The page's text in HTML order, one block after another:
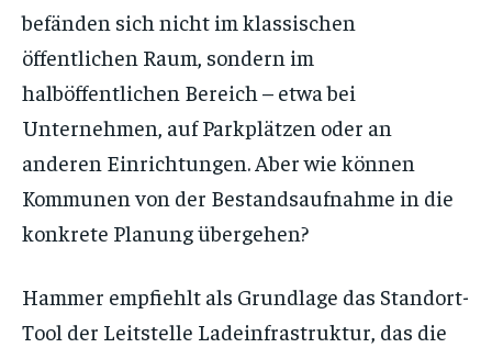
befänden sich nicht im klassischen
öffentlichen Raum, sondern im
halböffentlichen Bereich – etwa bei
Unternehmen, auf Parkplätzen oder an
anderen Einrichtungen. Aber wie können
Kommunen von der Bestandsaufnahme in die
konkrete Planung übergehen?
Hammer empfiehlt als Grundlage das Standort-
Tool der Leitstelle Ladeinfrastruktur, das die